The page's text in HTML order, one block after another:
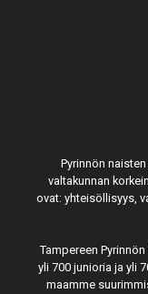
Pyrinnön
valtakunnan
ovat: yhteisöl­lisyys,
Tampereen
yli 700 junioria ja yli
maamme